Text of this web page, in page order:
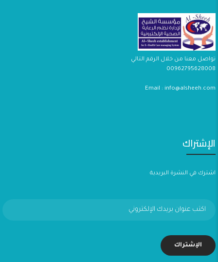
تواصل معنا من خلال الرقم التالي
00962795628008
Email : info@alsheeh.com
الإشتراك
اشترك في النشرة البريدية